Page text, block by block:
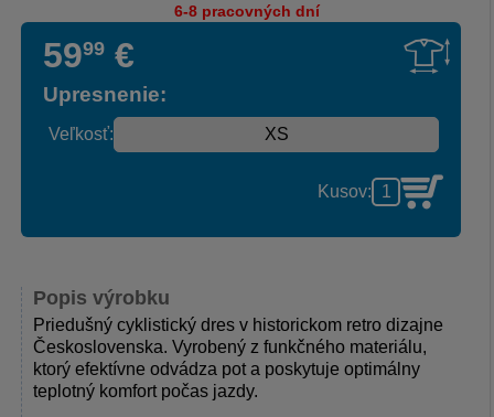
6-8 pracovných dní
Popis výrobku
Priedušný cyklistický dres v historickom retro dizajne
Československa. Vyrobený z funkčného materiálu,
ktorý efektívne odvádza pot a poskytuje optimálny
teplotný komfort počas jazdy.
5999 €
Upresnenie:
Veľkosť:
Kusov: